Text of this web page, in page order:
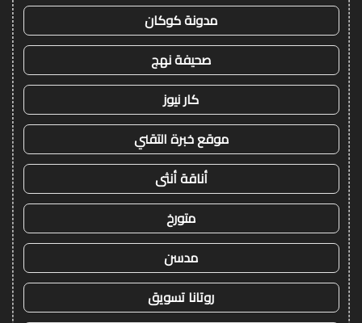
مدونة كوكان
صحيفة نهج
كار نيوز
موقع خبرة التقني
أناقة أنثى
متورخ
مدسن
روتانا تسويق